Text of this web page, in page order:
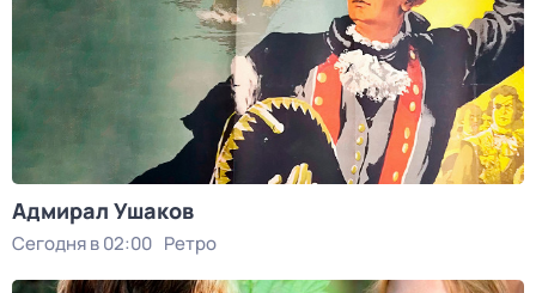
Адмирал Ушаков
Сегодня в 02:00 Ретро